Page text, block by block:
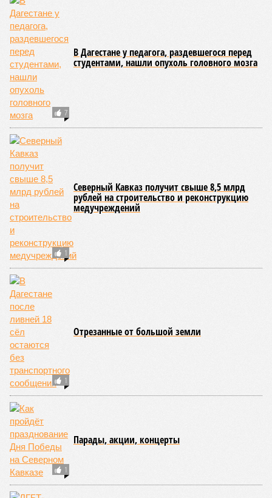
функционирует временная схема движения.
На региональной трассе «Мамраш – Ташкапур –
Араканский мост», пролегающей по Гергебильскому району,
водная стихия размыла дорожное полотно на семи
различных отрезках, и весь автомобильный поток был
вынужденно пущен по альтернативным маршрутам до тех
пор, пока не спадёт уровень воды в реке Кара-Койсу, что
ожидается не ранее 17 июля.
В Дахадаевском районе транспортное сообщение с одним
из сёл прервано из-за масштабного оползня, сошедшего на
движение там планируют лишь 18 июля. В Рутульском
районе без транспортного сообщения продолжают
оставаться ещё три населённых пункта.
В Тляратинском районе специалистам удалось наладить
сообщение с семью сёлами по временной схеме. В
Унцукульском районе движение по-прежнему полностью
перекрыто на автомобильной дороге «Араканская
площадка – Унцукуль – Сагринский мост», при этом
организованы объездные маршруты, а непосредственно к
аварийно-восстановительным работам рассчитывают
приступить только после существенного снижения напора
воды, сбрасываемой из штольни Ирганайской ГЭС,
ориентировочно к 15 августа.
В Чародинском районе на дороге «Цуриб – Арчиб»
транспортное сообщение с 18 населёнными пунктами было
восстановлено по временной схеме, однако подъездные
пути к двум селам всё ещё остаются заблокированными.
Ранее в Унцукульском районе Дагестана из-за
повреждения дорожного полотна протяжённостью 110
метров и серьёзных нарушений в системе водоснабжения
был объявлен режим ЧС. Для борьбы с паводками в
республике активно задействуют волонтёров.